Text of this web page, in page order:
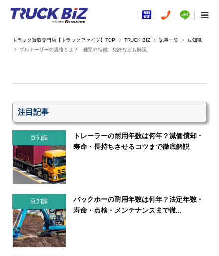
TRUCK BIZ 記事一覧
豆知識
ブルドーザーの規格とは？ 種類や特徴、免許なども解説
注目記事
豆知識
トレーラーの耐用年数は何年？減価償却・
寿命・長持ちさせるコツまで徹底解説
豆知識
バックホーの耐用年数は何年？法定年数・
寿命・点検・メンテナンスまで徹...